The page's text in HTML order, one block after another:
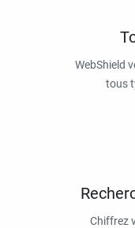
WebShield
tous
Chiffrez